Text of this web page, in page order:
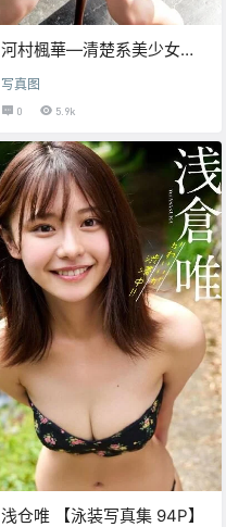
河村楓華—清楚系美少女
写真图
0 5.9k
浅仓唯 【泳装写真集 94P】